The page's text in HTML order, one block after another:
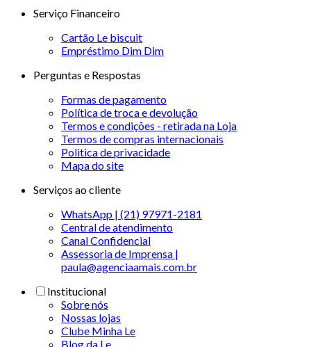
Serviço Financeiro
Cartão Le biscuit
Empréstimo Dim Dim
Perguntas e Respostas
Formas de pagamento
Política de troca e devolução
Termos e condições - retirada na Loja
Termos de compras internacionais
Politica de privacidade
Mapa do site
Serviços ao cliente
WhatsApp | (21) 97971-2181
Central de atendimento
Canal Confidencial
Assessoria de Imprensa |
paula@agenciaamais.com.br
Institucional
Sobre nós
Nossas lojas
Clube Minha Le
Blog da Le